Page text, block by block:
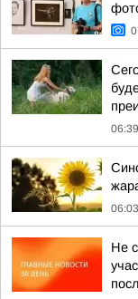
06:39
06:03
Не